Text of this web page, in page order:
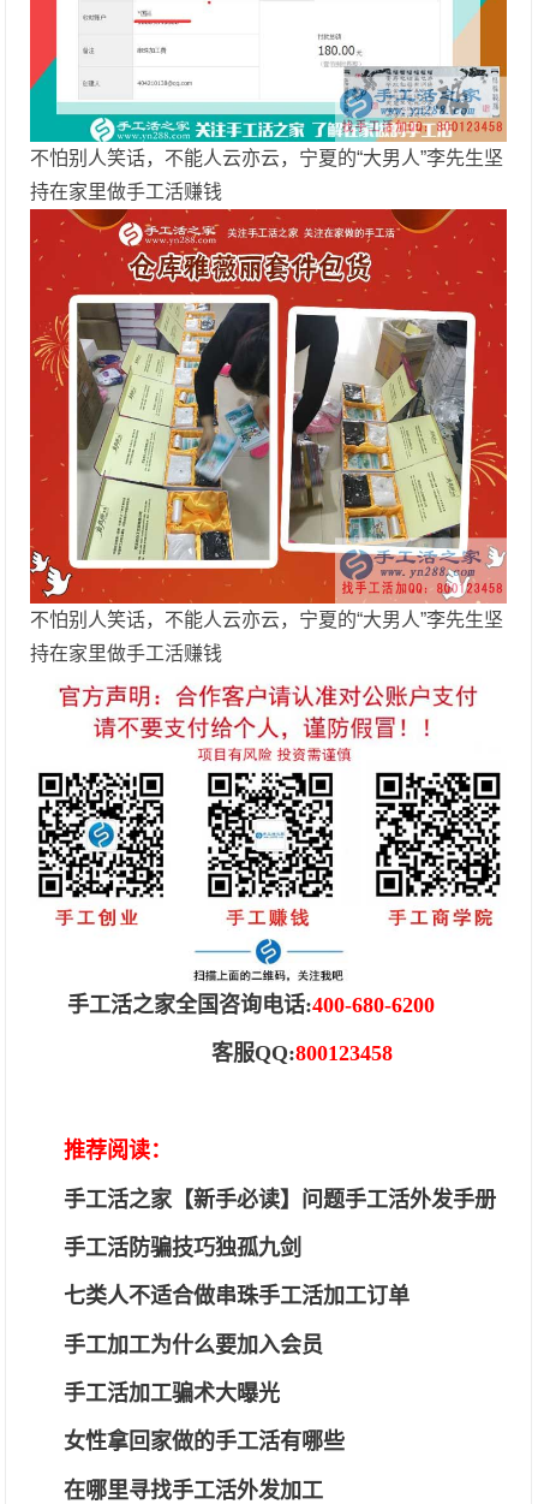
不怕别人笑话，不能人云亦云，宁夏的“大男人”李先生坚
持在家里做手工活赚钱
不怕别人笑话，不能人云亦云，宁夏的“大男人”李先生坚
持在家里做手工活赚钱
手工活之家全国咨询电话:400-680-6200
客服QQ:800123458
推荐阅读：
手工活之家【新手必读】问题手工活外发手册
手工活防骗技巧独孤九剑
七类人不适合做串珠手工活加工订单
手工加工为什么要加入会员
手工活加工骗术大曝光
女性拿回家做的手工活有哪些
在哪里寻找手工活外发加工